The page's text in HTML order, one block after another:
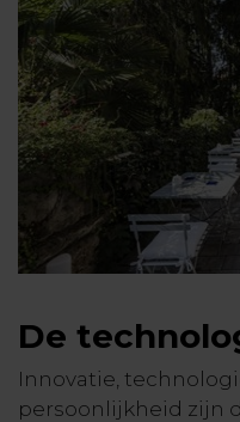
De
Innovatie,
persoonlijkheid zijn